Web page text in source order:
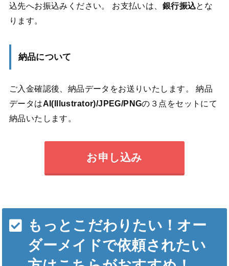
込先へお振込みください。 お支払いは、 銀行振込とな
ります。
納品について
ご入金確認後、納品データをお送りいたします。 納品
データはAI(Illustrator)/JPEG/PNGの３点をセットにて
納品いたします。
お申し込み
もっとこだわりたい！オー
ダーメイドで依頼されたい